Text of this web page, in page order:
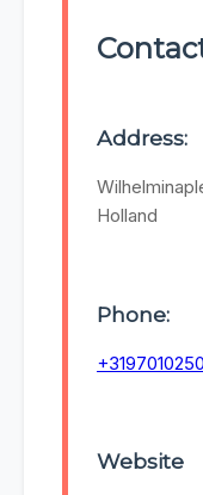
Address:
Holland
Phone:
Website